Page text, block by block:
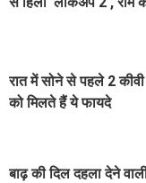
रात में सोने से पहले 2
को मिलते हैं ये फायदे
बाढ़ की दिल दहला देने